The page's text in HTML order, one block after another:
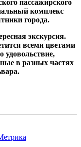
пассажирского
комплекс
города.
экскурсия.
всеми цветами
удовольствие,
в разных частях